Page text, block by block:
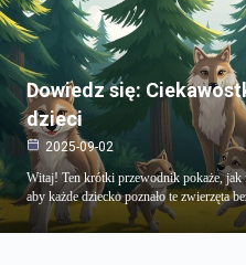
Dowiedz się:
dzieci
2025-09-02
Witaj! Ten krótki przewodnik pokaże, jak
aby każde dziecko poznało te zwierzęta